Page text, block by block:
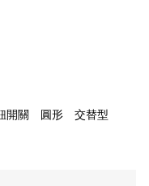
開關 圓形 交替型